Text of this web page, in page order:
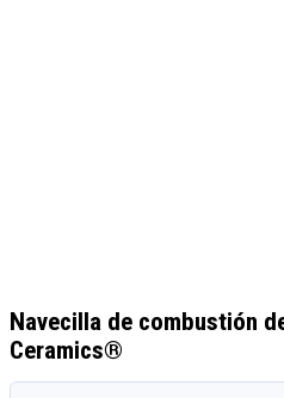
Navecilla de combustión
Ceramics®